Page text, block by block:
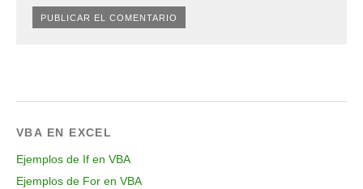
VBA EN EXCEL
Ejemplos de If en VBA
Ejemplos de For en VBA